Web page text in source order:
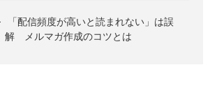
「配信頻度が高いと読まれない」は誤
解 メルマガ作成のコツとは